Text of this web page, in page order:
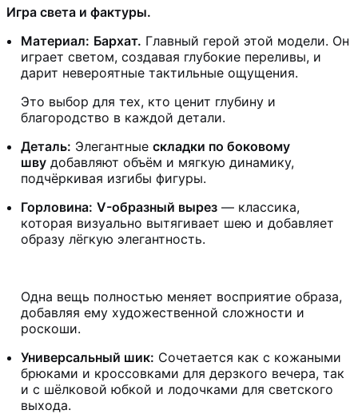
Игра света и фактуры.
Материал: Бархат. Главный герой этой модели. Он
играет светом, создавая глубокие переливы, и
дарит невероятные тактильные ощущения.
Это выбор для тех, кто ценит глубину и
благородство в каждой детали.
Деталь: Элегантные складки по боковому
шву добавляют объём и мягкую динамику,
подчёркивая изгибы фигуры.
Горловина: V-образный вырез — классика,
которая визуально вытягивает шею и добавляет
образу лёгкую элегантность.
Одна вещь полностью меняет восприятие образа,
добавляя ему художественной сложности и
роскоши.
Универсальный шик: Сочетается как с кожаными
брюками и кроссовками для дерзкого вечера, так
и с шёлковой юбкой и лодочками для светского
выхода.